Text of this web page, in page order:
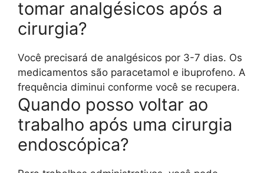
tomar analgésicos após a
cirurgia?
Você precisará de analgésicos por 3-7 dias. Os
medicamentos são paracetamol e ibuprofeno. A
frequência diminui conforme você se recupera.
Quando posso voltar ao
trabalho após uma cirurgia
endoscópica?